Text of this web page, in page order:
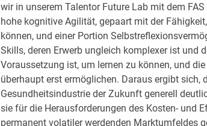
wir in unserem Talentor Future Lab mit dem
hohe kognitive Agilität, gepaart mit der
können, und einer Portion
Skills, deren Erwerb ungleich komplexer ist und
Voraussetzung ist, um lernen zu können, und
überhaupt erst ermöglichen. Daraus ergibt sich,
Gesundheitsindustrie der Zukunft generell
sie für die Herausforderungen des Kosten- und
permanent volatiler werdenden Marktumfeldes